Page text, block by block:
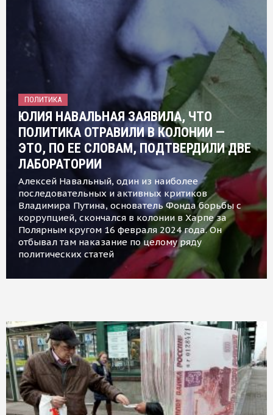
ПОЛИТИКА
ЮЛИЯ НАВАЛЬНАЯ ЗАЯВИЛА, ЧТО
ПОЛИТИКА ОТРАВИЛИ В КОЛОНИИ —
ЭТО, ПО ЕЕ СЛОВАМ, ПОДТВЕРДИЛИ ДВЕ
ЛАБОРАТОРИИ
Алексей Навальный, один из наиболее
последовательных и активных критиков
Владимира Путина, основатель Фонда борьбы с
коррупцией, скончался в колонии в Харпе за
Полярным кругом 16 февраля 2024 года. Он
отбывал там наказание по целому ряду
политических статей